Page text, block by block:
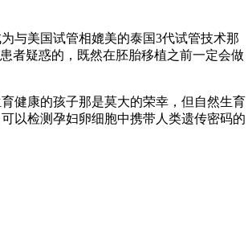
与美国试管相媲美的泰国3代试管技术那
者疑惑的，既然在胚胎移植之前一定会做
健康的孩子那是莫大的荣幸，但自然生育
以检测孕妇卵细胞中携带人类遗传密码的